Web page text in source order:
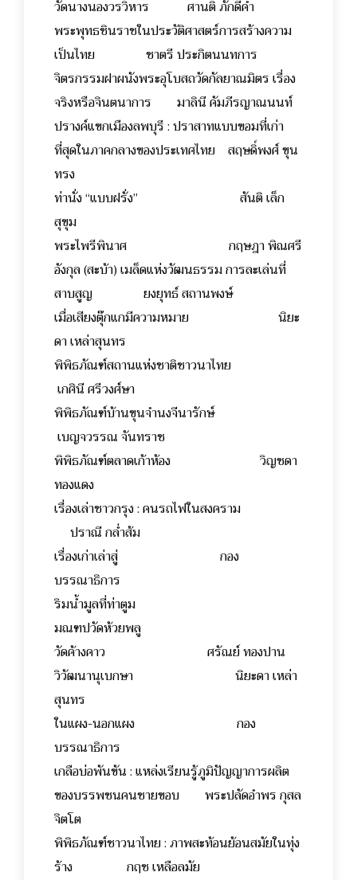
วัดนางนองวรวิหาร ศานติ ภักดีคำ
พระพุทธชินราชในประวัติศาสตร์การสร้างความ
เป็นไทย ชาตรี ประกิตนนทการ
จิตรกรรมฝาผนังพระอุโบสถวัดกัลยาณมิตร เรื่อง
จริงหรือจินตนาการ มาลินี คัมภีรญาณนนท์
ปรางค์แขกเมืองลพบุรี : ปราสาทแบบขอมที่เก่า
ที่สุดในภาคกลางของประเทศไทย สฤษดิ์พงศ์ ขุน
ทรง
ท่านั่ง “แบบฝรั่ง” สันติ เล็ก
สุขุม
พระไพรีพินาศ กฤษฎา พิณศรี
อังกุล (สะบ้า) เมล็ดแห่งวัฒนธรรม การละเล่นที่
สาบสูญ ยงยุทธ์ สถานพงษ์
เมื่อเสียงตุ๊กแกมีความหมาย นิยะ
ดา เหล่าสุนทร
พิพิธภัณฑ์สถานแห่งชาติชาวนาไทย
เกศินี ศรีวงศ์ษา
พิพิธภัณฑ์บ้านขุนจำนงจีนารักษ์
เบญจวรรณ จันทราช
พิพิธภัณฑ์ตลาดเก้าห้อง วิญชดา
ทองแดง
เรื่องเล่าชาวกรุง : คนรถไฟในสงคราม
ปราณี กล่ำส้ม
เรื่องเก่าเล่าสู่ กอง
บรรณาธิการ
ริมน้ำมูลที่ท่าตูม
มณฑปวัดห้วยพลู
วัดค้างคาว ศรัณย์ ทองปาน
วิวัฒนานุเบกษา นิยะดา เหล่า
สุนทร
ในแผง-นอกแผง กอง
บรรณาธิการ
เกลือบ่อพันขัน : แหล่งเรียนรู้ภูมิปัญญาการผลิต
ของบรรพชนคนชายขอบ พระปลัดอำพร กุสล
จิตโต
พิพิธภัณฑ์ชาวนาไทย : ภาพสะท้อนย้อนสมัยในทุ่ง
ร้าง กฤช เหลือลมัย